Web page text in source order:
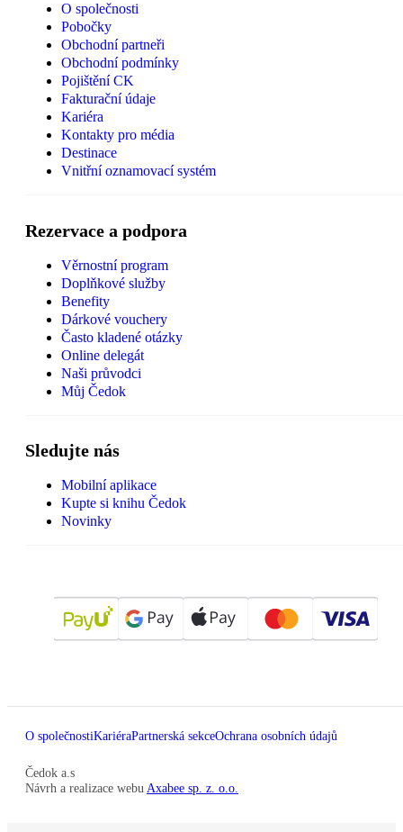
O společnosti
Pobočky
Obchodní partneři
Obchodní podmínky
Pojištění CK
Fakturační údaje
Kariéra
Kontakty pro média
Destinace
Vnitřní oznamovací systém
Rezervace a podpora
Věrnostní program
Doplňkové služby
Benefity
Dárkové vouchery
Často kladené otázky
Online delegát
Naši průvodci
Můj Čedok
Sledujte nás
Mobilní aplikace
Kupte si knihu Čedok
Novinky
O společnostiKariéraPartnerská sekceOchrana osobních údajů
Čedok a.s
Návrh a realizace webu Axabee sp. z. o.o.